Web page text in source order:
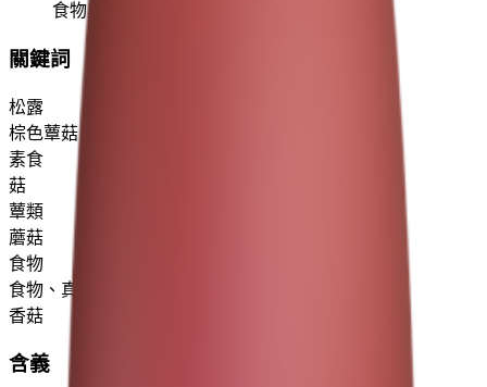
食物與飲料
關鍵詞
松露
棕色蕈菇
素食
菇
蕈類
蘑菇
食物
食物、真菌、自然、蔬菜
香菇
含義